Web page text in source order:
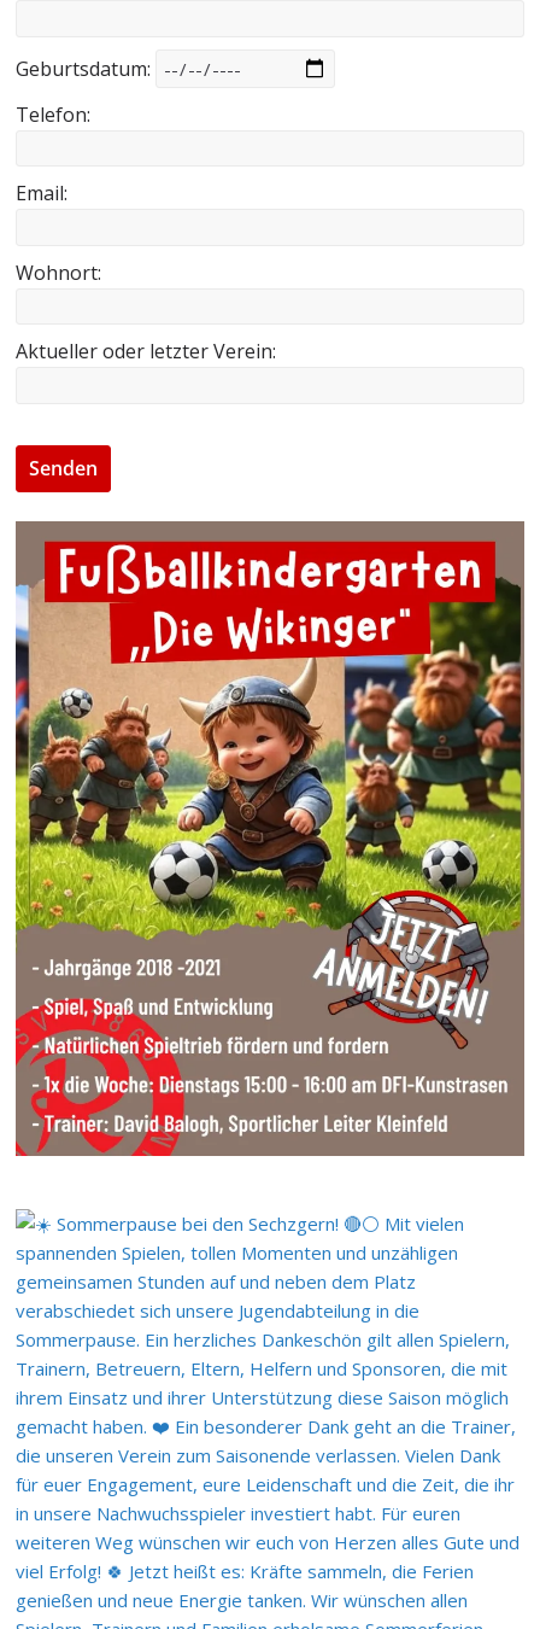
Geburtsdatum:
Telefon:
Email:
Wohnort:
Aktueller oder letzter Verein: